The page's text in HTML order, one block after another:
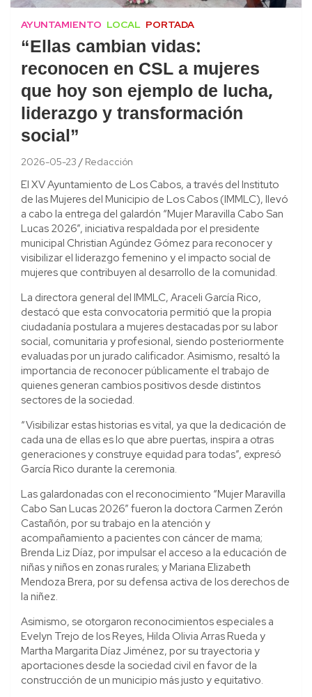
AYUNTAMIENTO LOCAL PORTADA
“Ellas cambian vidas:
reconocen en CSL a mujeres
que hoy son ejemplo de lucha,
liderazgo y transformación
social”
2026-05-23 Redacción
El XV Ayuntamiento de Los Cabos, a través del Instituto
de las Mujeres del Municipio de Los Cabos (IMMLC), llevó
a cabo la entrega del galardón “Mujer Maravilla Cabo San
Lucas 2026”, iniciativa respaldada por el presidente
municipal Christian Agúndez Gómez para reconocer y
visibilizar el liderazgo femenino y el impacto social de
mujeres que contribuyen al desarrollo de la comunidad.
La directora general del IMMLC, Araceli García Rico,
destacó que esta convocatoria permitió que la propia
ciudadanía postulara a mujeres destacadas por su labor
social, comunitaria y profesional, siendo posteriormente
evaluadas por un jurado calificador. Asimismo, resaltó la
importancia de reconocer públicamente el trabajo de
quienes generan cambios positivos desde distintos
sectores de la sociedad.
“Visibilizar estas historias es vital, ya que la dedicación de
cada una de ellas es lo que abre puertas, inspira a otras
generaciones y construye equidad para todas”, expresó
García Rico durante la ceremonia.
Las galardonadas con el reconocimiento “Mujer Maravilla
Cabo San Lucas 2026” fueron la doctora Carmen Zerón
Castañón, por su trabajo en la atención y
acompañamiento a pacientes con cáncer de mama;
Brenda Liz Díaz, por impulsar el acceso a la educación de
niñas y niños en zonas rurales; y Mariana Elizabeth
Mendoza Brera, por su defensa activa de los derechos de
la niñez.
Asimismo, se otorgaron reconocimientos especiales a
Evelyn Trejo de los Reyes, Hilda Olivia Arras Rueda y
Martha Margarita Díaz Jiménez, por su trayectoria y
aportaciones desde la sociedad civil en favor de la
construcción de un municipio más justo y equitativo.